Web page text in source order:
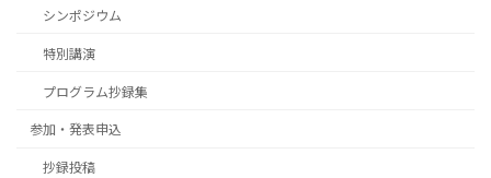
シンポジウム
特別講演
プログラム抄録集
参加・発表申込
抄録投稿